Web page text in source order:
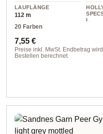
LAUFLÄNGE
112 m
L
20 Farben
Regulärer Preis:
7,55 €
Preise inkl. MwSt. Endbetrag
Bestellen berechnet.